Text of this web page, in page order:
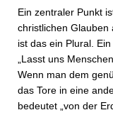
Ein zentraler Punkt
christlichen Glauben
ist das ein Plural.
„Lasst uns
Wenn man dem
das Tore in eine
bedeutet „von der